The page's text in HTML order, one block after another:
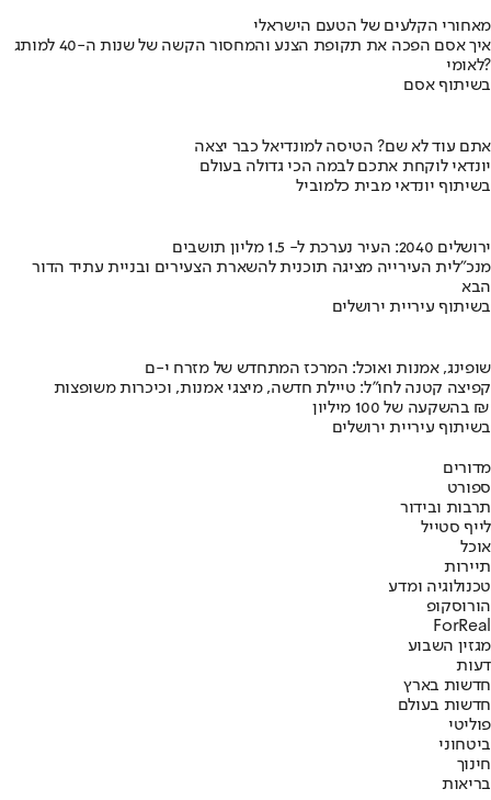
מאחורי הקלעים של הטעם הישראלי
איך אסם הפכה את תקופת הצנע והמחסור הקשה של שנות ה-40 למותג
לאומי?
בשיתוף אסם
אתם עוד לא שם? הטיסה למונדיאל כבר יצאה
יונדאי לוקחת אתכם לבמה הכי גדולה בעולם
בשיתוף יונדאי מבית כלמוביל
ירושלים 2040: העיר נערכת ל- 1.5 מליון תושבים
מנכ"לית העירייה מציגה תוכנית להשארת הצעירים ובניית עתיד הדור
הבא
בשיתוף עיריית ירושלים
שופינג, אמנות ואוכל: המרכז המתחדש של מזרח י-ם
קפיצה קטנה לחו"ל: טיילת חדשה, מיצגי אמנות, וכיכרות משופצות
בהשקעה של 100 מיליון ₪
בשיתוף עיריית ירושלים
מדורים
ספורט
תרבות ובידור
לייף סטייל
אוכל
תיירות
טכנולוגיה ומדע
הורוסקופ
ForReal
מגזין השבוע
דעות
חדשות בארץ
חדשות בעולם
פוליטי
ביטחוני
חינוך
בריאות